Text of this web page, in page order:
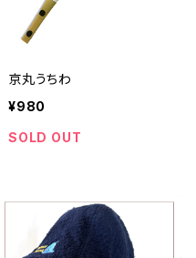
京丸うちわ
¥980
SOLD OUT